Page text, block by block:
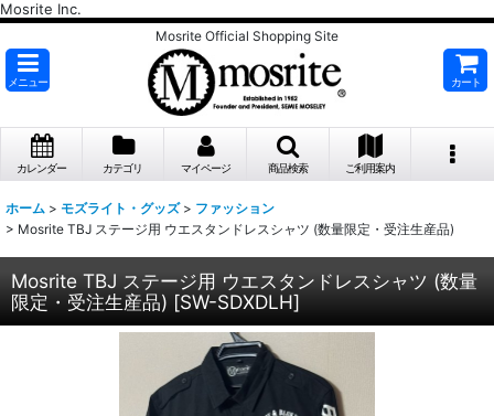
Mosrite Inc.
Mosrite Official Shopping Site
メニュー カート
カレンダー カテゴリ マイページ 商品検索 ご利用案内
ホーム > モズライト・グッズ > ファッション
> Mosrite TBJ ステージ用 ウエスタンドレスシャツ (数量限定・受注生産品)
Mosrite TBJ ステージ用 ウエスタンドレスシャツ (数量
限定・受注生産品) [SW-SDXDLH]